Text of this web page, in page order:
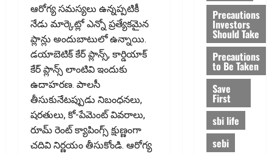
ఆరోగ్య సమస్యలు ఉన్నప్పటికీ
నేడు మార్కెట్లో ఎన్నో ప్రత్యేకమైన
ప్లాన్లు అందుబాటులో ఉన్నాయి.
డయాబెటిక్ కేర్ ప్లాన్స్, కార్డియాక్
కేర్ ప్లాన్స్ లాంటివి ఇందుకు
ఉదాహరణ. పాలసీ
తీసుకునేటప్పుడు నిబంధనలు,
షరతులు, కో-పేమెంట్ వివరాలు,
రూమ్ రెంట్ క్యాపింగ్స్ క్షుణ్ణంగా
చదివి నిర్ణయం తీసుకోండి. ఆరోగ్య
Precautions
Investors
Should Take
Precautions
to Be Taken
Save
First
sbi life
sebi